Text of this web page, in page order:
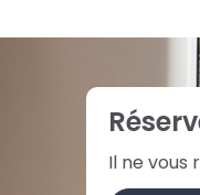
Il ne vous